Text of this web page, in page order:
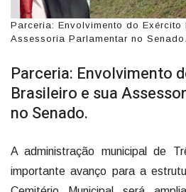
Parceria: Envolvimento do
Assessoria Parlamentar no
Parceria: Envolvimento
Brasileiro e sua
no Senado.
A administração municipal de
importante avanço para a